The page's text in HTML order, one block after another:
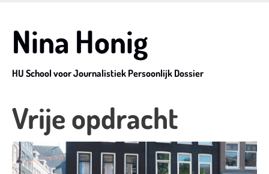
main
content
Nina Honig
HU School voor Journalistiek Persoonlijk Dossier
Vrije opdracht